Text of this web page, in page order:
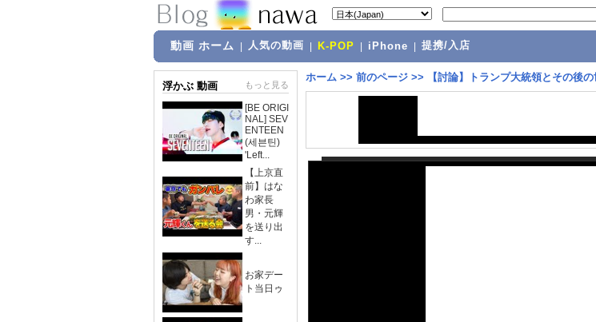
動画 ホーム 人気の動画 K-POP iPhone 提携/入店
浮かぶ 動画 もっと見る
[BE ORIGI
NAL] SEV
ENTEEN
(세븐틴)
'Left...
【上京直
前】はな
わ家長
男・元輝
を送り出
す...
お家デー
ト当日ゥ
ホーム >> 前のページ >> 【討論】トランプ大統領とその後